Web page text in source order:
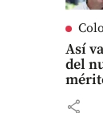
Así
del
share